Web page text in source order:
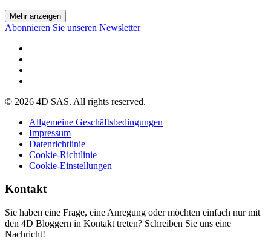
Mehr anzeigen
Abonnieren Sie unseren Newsletter
© 2026 4D SAS. All rights reserved.
Allgemeine Geschäftsbedingungen
Impressum
Datenrichtlinie
Cookie-Richtlinie
Cookie-Einstellungen
Kontakt
Sie haben eine Frage, eine Anregung oder möchten einfach nur mit
den 4D Bloggern in Kontakt treten? Schreiben Sie uns eine
Nachricht!